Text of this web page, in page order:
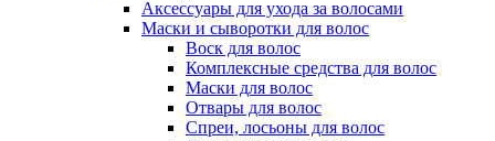
Аксессуары для ухода за волосами
Маски и сыворотки для волос
Воск для волос
Комплексные средства для волос
Маски для волос
Отвары для волос
Спреи, лосьоны для волос